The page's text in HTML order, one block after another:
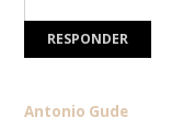
RESPONDER
Antonio Gude